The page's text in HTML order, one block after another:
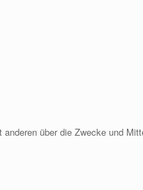
über die Zwecke und